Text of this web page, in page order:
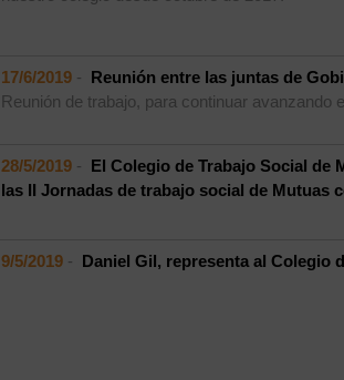
17/6/2019 - Reunión entre las juntas de
Reunión de trabajo, para continuar avanzando
28/5/2019 - El Colegio de Trabajo Social de
las II Jornadas de trabajo social de Mutuas
9/5/2019 - Daniel Gil, representa al Colegio